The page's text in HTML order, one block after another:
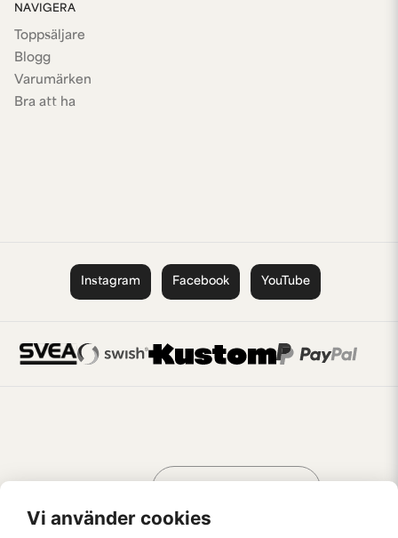
NAVIGERA
Toppsäljare
Blogg
Varumärken
Bra att ha
Instagram Facebook YouTube
AV KREATÖRER
Vi använder cookies